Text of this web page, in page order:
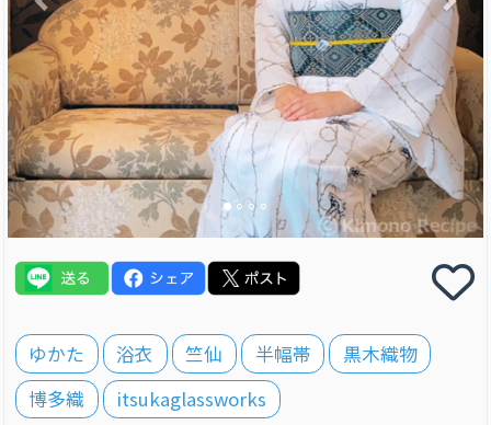
ゆかた 浴衣 竺仙 半幅帯
黒木織物
博多織
itsukaglassworks